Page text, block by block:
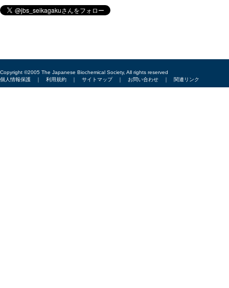
Copyright ©2005 The Japanese Biochemical Society, All rights reserved
個人情報保護 ｜ 利用規約 ｜ サイトマップ｜ お問い合わせ ｜ 関連リンク